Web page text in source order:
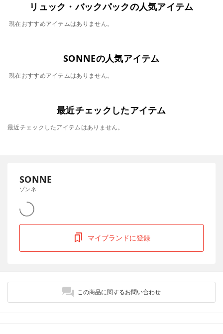
リュック・バックパックの人気アイテム
現在おすすめアイテムはありません。
SONNEの人気アイテム
現在おすすめアイテムはありません。
最近チェックしたアイテム
最近チェックしたアイテムはありません。
SONNE
ゾンネ
マイブランドに登録
この商品に関するお問い合わせ